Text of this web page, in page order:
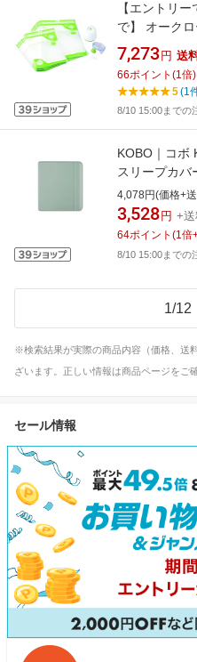
【エントリ
で】 オーク
MARKETING
セット
7,273 円 送
66ポイント (1倍)
5(1
8/10 15:00までの
KOBO｜コボ
スリープカバ
4,078円(価格+
3,528 円 +送
64ポイント (1倍
8/10 15:00までの
1/12
※検索結果が実際の商品内容（価格、送
ざいます。正しい情報は商品ページをご
セール情報